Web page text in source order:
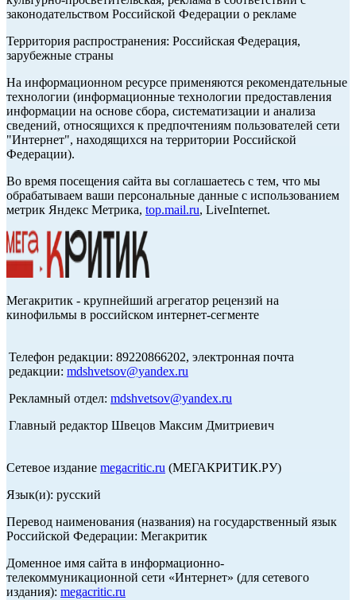
законодательством Российской Федерации о рекламе
Территория распространения: Российская Федерация,
зарубежные страны
На информационном ресурсе применяются рекомендательные
технологии (информационные технологии предоставления
информации на основе сбора, систематизации и анализа
сведений, относящихся к предпочтениям пользователей сети
"Интернет", находящихся на территории Российской
Федерации).
Во время посещения сайта вы соглашаетесь с тем, что мы
обрабатываем ваши персональные данные с использованием
метрик Яндекс Метрика, top.mail.ru, LiveInternet.
Мегакритик - крупнейший агрегатор рецензий на
кинофильмы в российском интернет-сегменте
Телефон редакции: 89220866202, электронная почта
редакции: mdshvetsov@yandex.ru
Рекламный отдел: mdshvetsov@yandex.ru
Главный редактор Швецов Максим Дмитриевич
Сетевое издание megacritic.ru (МЕГАКРИТИК.РУ)
Язык(и): русский
Перевод наименования (названия) на государственный язык
Российской Федерации: Мегакритик
Доменное имя сайта в информационно-
телекоммуникационной сети «Интернет» (для сетевого
издания): megacritic.ru